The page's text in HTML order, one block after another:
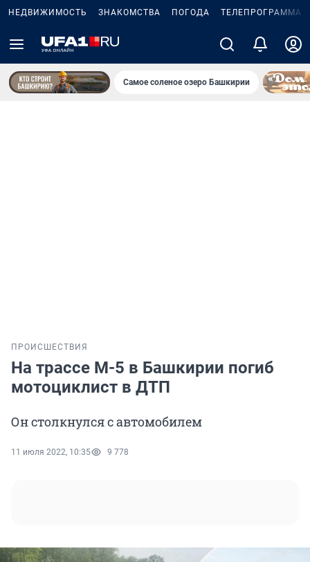
НЕДВИЖИМОСТЬ ЗНАКОМСТВА ПОГОДА ТЕЛЕПРОГРАММА
Самое соленое озеро Башкирии
ПРОИСШЕСТВИЯ
На трассе М-5 в Башкирии погиб
мотоциклист в ДТП
Он столкнулся с автомобилем
11 июля 2022, 10:35 9 778